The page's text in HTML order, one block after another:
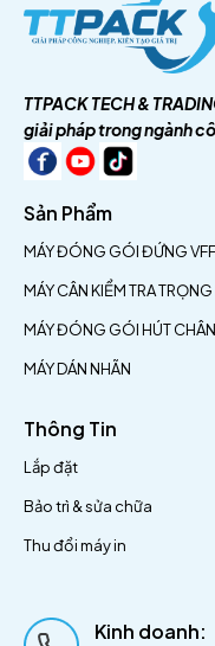
TTPACK TECH &
giải pháp trong ngành
Sản Phẩm
MÁY ĐÓNG GÓI ĐỨNG
MÁY CÂN KIỂM TRA
MÁY ĐÓNG GÓI HÚT
MÁY DÁN NHÃN
Thông Tin
Lắp đặt
Bảo trì & sửa chữa
Thu đổi máy in
Kinh doanh: